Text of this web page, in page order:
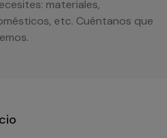
materiales,
etc. Cuéntanos que